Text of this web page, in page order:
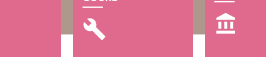
build account_balance